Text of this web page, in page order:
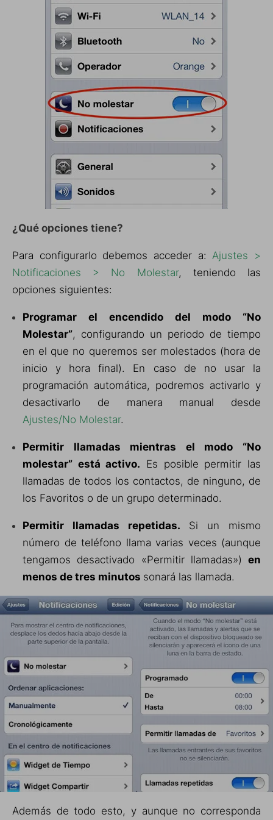
¿Qué opciones tiene?
Para configurarlo debemos acceder a: Ajustes >
Notificaciones > No Molestar, teniendo las
opciones siguientes:
Programar el encendido del modo “No
Molestar”, configurando un periodo de tiempo
en el que no queremos ser molestados (hora de
inicio y hora final). En caso de no usar la
programación automática, podremos activarlo y
desactivarlo de manera manual desde
Ajustes/No Molestar.
Permitir llamadas mientras el modo “No
molestar” está activo. Es posible permitir las
llamadas de todos los contactos, de ninguno, de
los Favoritos o de un grupo determinado.
Permitir llamadas repetidas.
Si un mismo
número de teléfono llama varias veces (aunque
tengamos desactivado «Permitir llamadas») en
menos de tres minutos sonará las llamada.
Además de todo esto, y aunque no corresponda